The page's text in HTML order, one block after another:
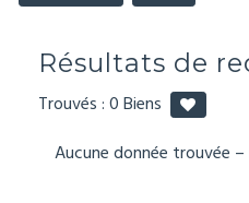
Résultats de
Trouvés :0Biens
Aucune donnée trouvée